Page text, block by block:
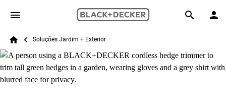
Skip to main content
Search
Breadcrumb
Soluções Jardim + Exterior